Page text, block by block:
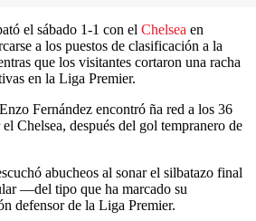
el sábado 1-1 con el Chelsea en
a los puestos de clasificación a la
que los visitantes cortaron una racha
en la Liga Premier.
Fernández encontró ña red a los 36
Chelsea, después del gol tempranero de
abucheos al sonar el silbatazo final
—del tipo que ha marcado su
defensor de la Liga Premier.